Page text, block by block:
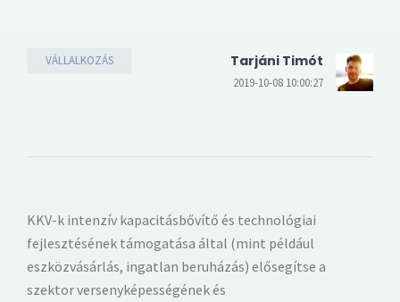
VÁLLALKOZÁS Tarjáni Timót
2019-10-08 10:00:27
KKV-k intenzív kapacitásbővítő és technológiai
fejlesztésének támogatása által (mint például
eszközvásárlás, ingatlan beruházás) elősegítse a
szektor versenyképességének és